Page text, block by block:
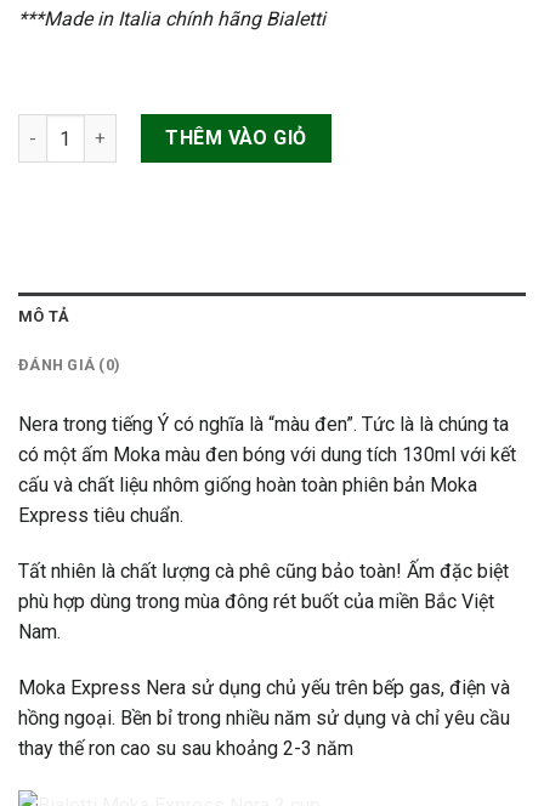
***Made in Italia chính hãng Bialetti
Ấm pha cà phê sơn đen tĩnh điện Bialetti Moka Express Nera
THÊM VÀO GIỎ
MÔ TẢ
ĐÁNH GIÁ (0)
Nera trong tiếng Ý có nghĩa là “màu đen”. Tức là là chúng ta
có một ấm Moka màu đen bóng với dung tích 130ml với kết
cấu và chất liệu nhôm giống hoàn toàn phiên bản Moka
Express tiêu chuẩn.
Tất nhiên là chất lượng cà phê cũng bảo toàn! Ấm đặc biệt
phù hợp dùng trong mùa đông rét buốt của miền Bắc Việt
Nam.
Moka Express Nera sử dụng chủ yếu trên bếp gas, điện và
hồng ngoại. Bền bỉ trong nhiều năm sử dụng và chỉ yêu cầu
thay thế ron cao su sau khoảng 2-3 năm